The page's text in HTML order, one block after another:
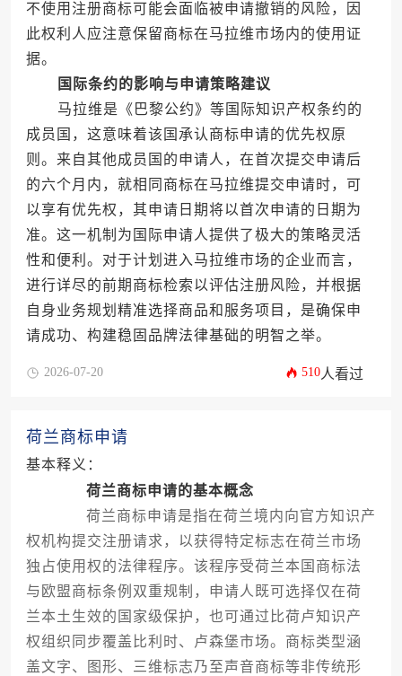
不使用注册商标可能会面临被申请撤销的风险，因
此权利人应注意保留商标在马拉维市场内的使用证
据。
国际条约的影响与申请策略建议
马拉维是《巴黎公约》等国际知识产权条约的
成员国，这意味着该国承认商标申请的优先权原
则。来自其他成员国的申请人，在首次提交申请后
的六个月内，就相同商标在马拉维提交申请时，可
以享有优先权，其申请日期将以首次申请的日期为
准。这一机制为国际申请人提供了极大的策略灵活
性和便利。对于计划进入马拉维市场的企业而言，
进行详尽的前期商标检索以评估注册风险，并根据
自身业务规划精准选择商品和服务项目，是确保申
请成功、构建稳固品牌法律基础的明智之举。
2026-07-20 510人看过
荷兰商标申请
基本释义：
荷兰商标申请的基本概念
荷兰商标申请是指在荷兰境内向官方知识产
权机构提交注册请求，以获得特定标志在荷兰市场
独占使用权的法律程序。该程序受荷兰本国商标法
与欧盟商标条例双重规制，申请人既可选择仅在荷
兰本土生效的国家级保护，也可通过比荷卢知识产
权组织同步覆盖比利时、卢森堡市场。商标类型涵
盖文字、图形、三维标志乃至声音商标等非传统形